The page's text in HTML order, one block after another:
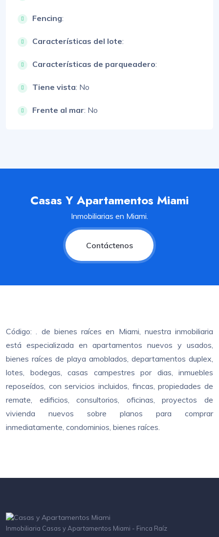
Fencing:
Características del lote:
Características de parqueadero:
Tiene vista: No
Frente al mar: No
Casas Y Apartamentos Miami
Inmobiliarias en Miami.
Contáctenos
Código: . de bienes raíces en Miami, nuestra inmobiliaria
está especializada en apartamentos nuevos y usados,
bienes raíces de playa amoblados, departamentos duplex,
lotes, bodegas, casas campestres por dias, inmuebles
reposeídos, con servicios incluidos, fincas, propiedades de
remate, edificios, consultorios, oficinas, proyectos de
vivienda nuevos sobre planos para comprar
inmediatamente, condominios, bienes raíces.
Inmobiliaria Casas y Apartamentos Miami - Finca Raíz